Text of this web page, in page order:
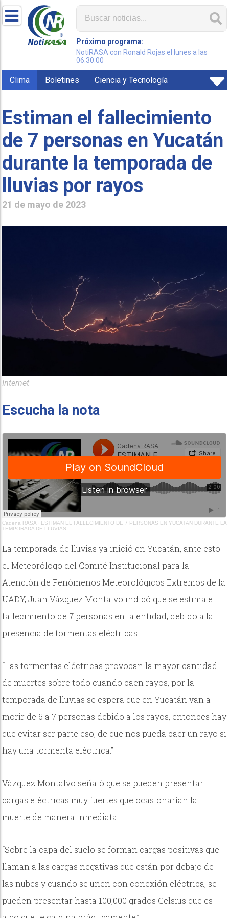
Próximo programa:
NotiRASA con Ronald Rojas el lunes a las
06:30:00
Clima Boletines Ciencia y Tecnología
Estiman el fallecimiento
de 7 personas en Yucatán
durante la temporada de
lluvias por rayos
21 de mayo de 2023
Internet
Escucha la nota
Cadena RASA · ESTIMAN EL FALLECIMIENTO DE 7 PERSONAS EN YUCATÁN DURANTE LA
TEMPORADA DE LLUVIAS
La temporada de lluvias ya inició en Yucatán, ante esto
el Meteorólogo del Comité Institucional para la
Atención de Fenómenos Meteorológicos Extremos de la
UADY, Juan Vázquez Montalvo indicó que se estima el
fallecimiento de 7 personas en la entidad, debido a la
presencia de tormentas eléctricas.
“Las tormentas eléctricas provocan la mayor cantidad
de muertes sobre todo cuando caen rayos, por la
temporada de lluvias se espera que en Yucatán van a
morir de 6 a 7 personas debido a los rayos, entonces hay
que evitar ser parte eso, de que nos pueda caer un rayo si
hay una tormenta eléctrica.”
Vázquez Montalvo señaló que se pueden presentar
cargas eléctricas muy fuertes que ocasionarían la
muerte de manera inmediata.
“Sobre la capa del suelo se forman cargas positivas que
llaman a las cargas negativas que están por debajo de
las nubes y cuando se unen con conexión eléctrica, se
pueden presentar hasta 100,000 grados Celsius que es